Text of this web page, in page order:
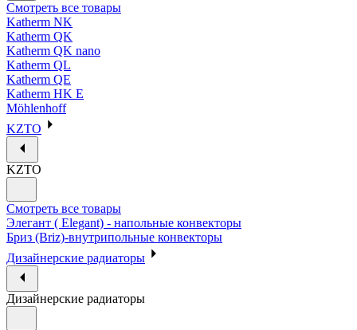
Смотреть все товары
Katherm NK
Katherm QK
Katherm QK nano
Katherm QL
Katherm QE
Katherm HK E
Möhlenhoff
KZTO
KZTO
Смотреть все товары
Элегант ( Elegant) - напольные конвекторы
Бриз (Briz)-внутрипольные конвекторы
Дизайнерские радиаторы
Дизайнерские радиаторы